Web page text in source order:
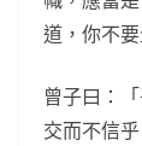
道，你不
曾子曰：
交而不信